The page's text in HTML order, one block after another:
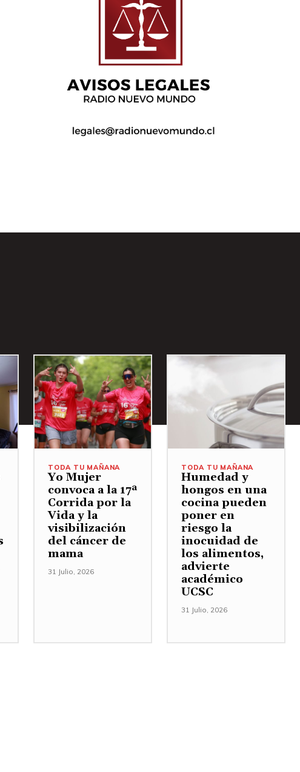
TODA TU MAÑANA
Yo Mujer
convoca a la 17ª
Corrida por la
Vida y la
visibilización
del cáncer de
mama
31 Julio, 2026
TODA TU MAÑANA
Humedad y
hongos en una
cocina pueden
poner en
riesgo la
inocuidad de
los alimentos,
advierte
académico
UCSC
31 Julio, 2026